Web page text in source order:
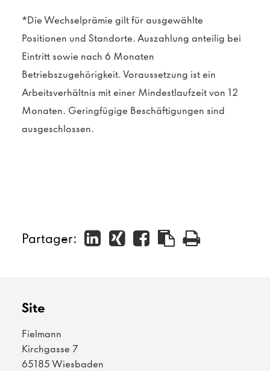
*Die Wechselprämie gilt für ausgewählte
Positionen und Standorte. Auszahlung anteilig bei
Eintritt sowie nach 6 Monaten
Betriebszugehörigkeit. Voraussetzung ist ein
Arbeitsverhältnis mit einer Mindestlaufzeit von 12
Monaten. Geringfügige Beschäftigungen sind
ausgeschlossen.
Partager:
Site
Fielmann
Kirchgasse 7
65185 Wiesbaden